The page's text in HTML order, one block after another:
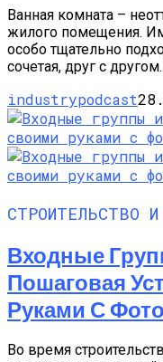
Ванная комната –
жилого помещения.
особо тщательно
сочетая, друг с
industrypodcast
СТРОИТЕЛЬСТВО
Входные
Пошаговая
Руками С Фото
Во время